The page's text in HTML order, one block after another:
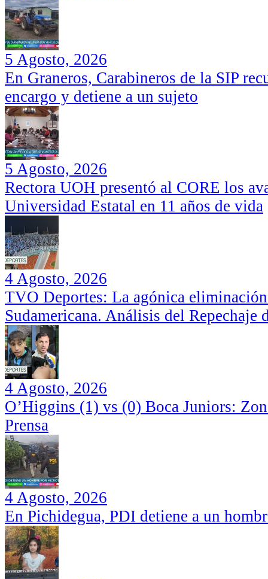
5 Agosto, 2026
En Graneros, Carabineros de la SIP
encargo y detiene a un sujeto
5 Agosto, 2026
Rectora UOH presentó al CORE los
Universidad Estatal en 11 años de vida
4 Agosto, 2026
TVO Deportes: La agónica
Sudamericana. Análisis del Repechaje
4 Agosto, 2026
O’Higgins (1) vs (0) Boca Juniors:
Prensa
4 Agosto, 2026
En Pichidegua, PDI detiene a un